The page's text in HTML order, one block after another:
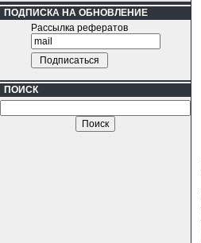
ПОДПИСКА НА ОБНОВЛЕНИЕ
Рассылка рефератов
ПОИСК